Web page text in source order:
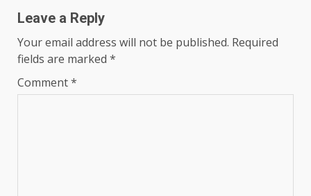
Leave a Reply
Your email address will not be published. Required
fields are marked *
Comment*